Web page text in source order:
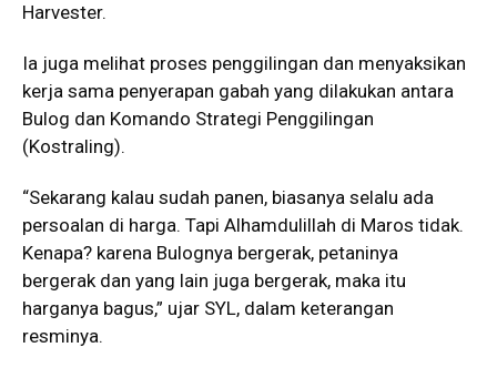
Harvester.
Ia juga melihat proses penggilingan dan menyaksikan
kerja sama penyerapan gabah yang dilakukan antara
Bulog dan Komando Strategi Penggilingan
(Kostraling).
“Sekarang kalau sudah panen, biasanya selalu ada
persoalan di harga. Tapi Alhamdulillah di Maros tidak.
Kenapa? karena Bulognya bergerak, petaninya
bergerak dan yang lain juga bergerak, maka itu
harganya bagus,” ujar SYL, dalam keterangan
resminya.